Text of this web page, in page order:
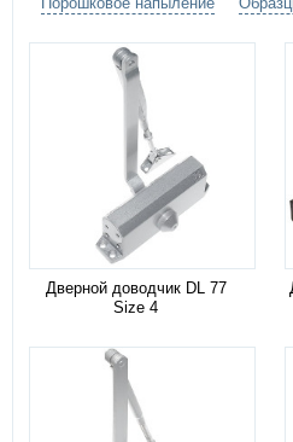
Дополнительно:
Дверной доводчик DL 77
Size 4